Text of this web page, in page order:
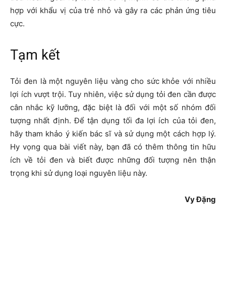
hợp với khẩu vị của trẻ nhỏ và gây ra các phản ứng tiêu
cực.
Tạm kết
Tỏi đen là một nguyên liệu vàng cho sức khỏe với nhiều
lợi ích vượt trội. Tuy nhiên, việc sử dụng tỏi đen cần được
cân nhắc kỹ lưỡng, đặc biệt là đối với một số nhóm đối
tượng nhất định. Để tận dụng tối đa lợi ích của tỏi đen,
hãy tham khảo ý kiến bác sĩ và sử dụng một cách hợp lý.
Hy vọng qua bài viết này, bạn đã có thêm thông tin hữu
ích về tỏi đen và biết được những đối tượng nên thận
trọng khi sử dụng loại nguyên liệu này.
Vy Đặng